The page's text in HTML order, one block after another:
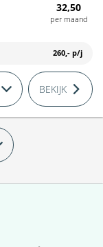
32,50
per maand
260,- p/j
BEKIJK